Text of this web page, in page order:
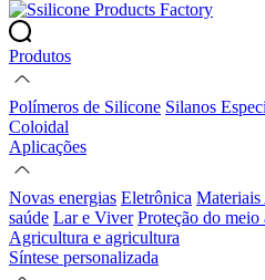
Produtos
Polímeros de Silicone Silanos
Coloidal
Aplicações
Novas energias Eletrônica Materiais
saúde Lar e Viver Proteção do meio
Agricultura e agricultura
Síntese personalizada